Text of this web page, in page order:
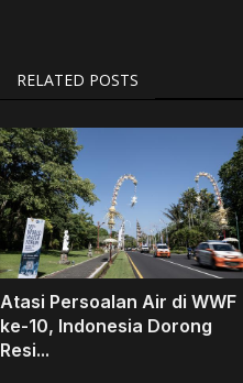
RELATED POSTS
Atasi Persoalan Air di WWF
ke-10, Indonesia Dorong
Resi...